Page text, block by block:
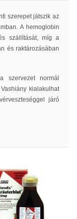
szerepet játszik az
A hemoglobin
szállítását, míg a
és raktározásában
szervezet normál
kialakulhat
járó